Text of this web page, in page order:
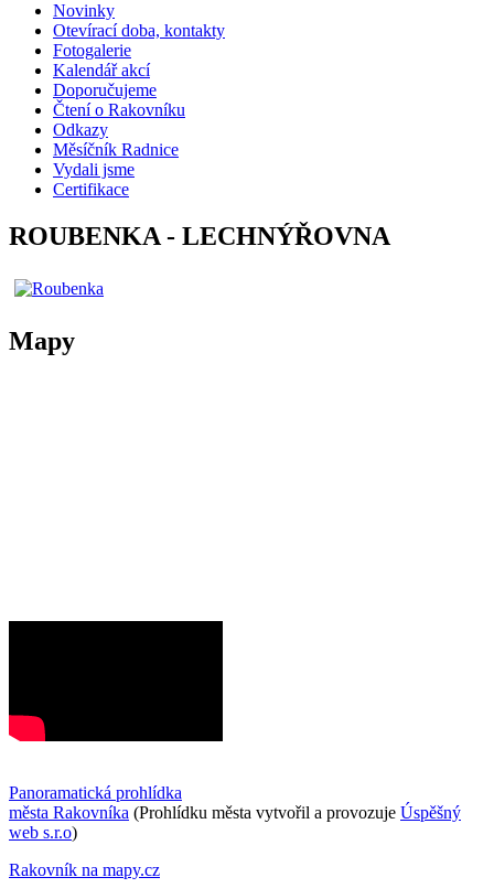
Novinky
Otevírací doba, kontakty
Fotogalerie
Kalendář akcí
Doporučujeme
Čtení o Rakovníku
Odkazy
Měsíčník Radnice
Vydali jsme
Certifikace
ROUBENKA - LECHNÝŘOVNA
Mapy
Panoramatická prohlídka
města Rakovníka (Prohlídku města vytvořil a provozuje Úspěšný
web s.r.o)
Rakovník na mapy.cz